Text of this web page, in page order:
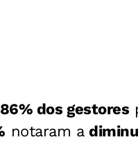
86% dos gestores
notaram a